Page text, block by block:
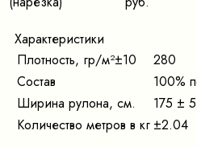
Характеристики
Плотность, гр/м²±10
280
Состав
100%
Ширина рулона, см.
175 ± 5
Количество метров в кг ±2.04